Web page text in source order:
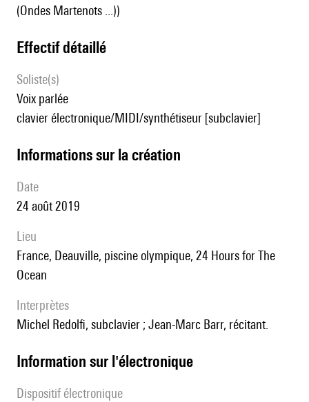
(Ondes Martenots ...))
effectif détaillé
Soliste(s)
voix parlée
clavier électronique/MIDI/synthétiseur [subclavier]
informations sur la création
date
24 août 2019
lieu
France, Deauville, piscine olympique, 24 Hours for The
Ocean
interprètes
Michel Redolfi, subclavier ; Jean-Marc Barr, récitant.
Information sur l'électronique
Dispositif électronique